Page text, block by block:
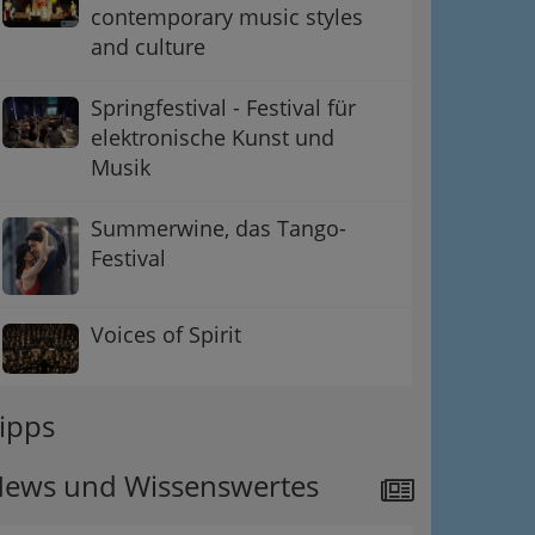
contemporary music styles
and culture
Springfestival - Festival für
elektronische Kunst und
Musik
Summerwine, das Tango-
Festival
Voices of Spirit
und Wissenswertes